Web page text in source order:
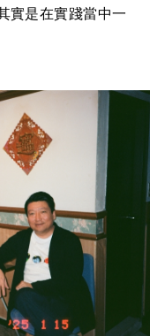
實是在實踐當中一